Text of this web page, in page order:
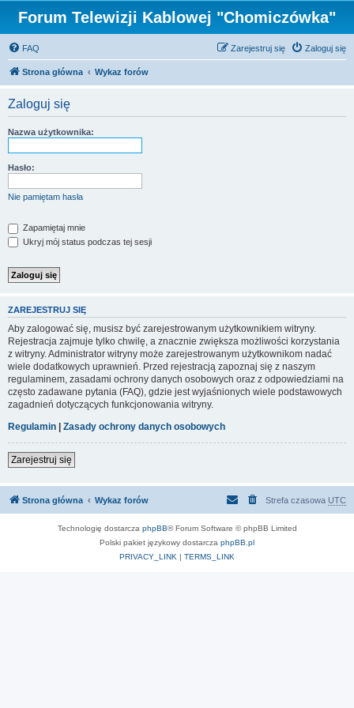
Forum Telewizji Kablowej "Chomiczówka"
FAQ Zaloguj się
Zarejestruj się
Strona główna Wykaz forów
Zaloguj się
Nazwa użytkownika:
Hasło:
Nie pamiętam hasła
Zapamiętaj mnie
Ukryj mój status podczas tej sesji
ZAREJESTRUJ SIĘ
Aby zalogować się, musisz być zarejestrowanym użytkownikiem witryny.
Rejestracja zajmuje tylko chwilę, a znacznie zwiększa możliwości korzystania
z witryny. Administrator witryny może zarejestrowanym użytkownikom nadać
wiele dodatkowych uprawnień. Przed rejestracją zapoznaj się z naszym
regulaminem, zasadami ochrony danych osobowych oraz z odpowiedziami na
często zadawane pytania (FAQ), gdzie jest wyjaśnionych wiele podstawowych
zagadnień dotyczących funkcjonowania witryny.
Regulamin | Zasady ochrony danych osobowych
Zarejestruj się
Strona główna Wykaz forów Strefa czasowa UTC
Technologię dostarcza phpBB® Forum Software © phpBB Limited
Polski pakiet językowy dostarcza phpBB.pl
PRIVACY_LINK | TERMS_LINK